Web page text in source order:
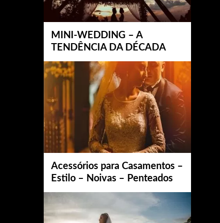
MINI-WEDDING – A
TENDÊNCIA DA DÉCADA
Acessórios para Casamentos –
Estilo – Noivas – Penteados